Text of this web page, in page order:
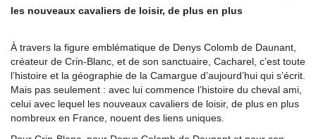
les nouveaux cavaliers de loisir, de plus en plus
À travers la figure emblématique de Denys Colomb de Daunant,
créateur de Crin-Blanc, et de son sanctuaire, Cacharel, c’est toute
l’histoire et la géographie de la Camargue d’aujourd’hui qui s’écrit.
Mais pas seulement : avec lui commence l’histoire du cheval ami,
celui avec lequel les nouveaux cavaliers de loisir, de plus en plus
nombreux en France, nouent des liens uniques.